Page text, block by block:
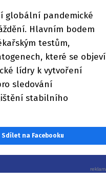
globální pandemické
Hlavním bodem
testům,
které se objeví
lídry k vytvoření
sledování
stabilního
Sdílet na Facebooku